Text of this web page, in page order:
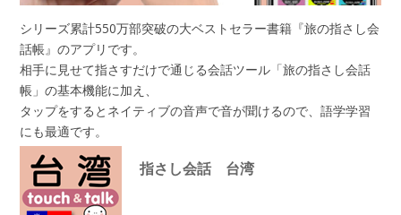
シリーズ累計550万部突破の大ベストセラー書籍『旅の指さし会
話帳』のアプリです。
相手に見せて指さすだけで通じる会話ツール「旅の指さし会話
帳」の基本機能に加え、
タップをするとネイティブの音声で音が聞けるので、語学学習
にも最適です。
指さし会話 台湾